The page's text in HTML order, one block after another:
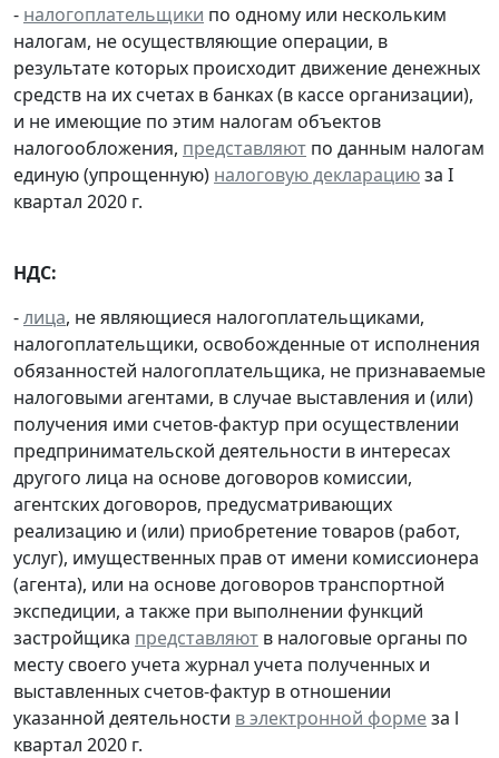
- налогоплательщики по одному или нескольким
налогам, не осуществляющие операции, в
результате которых происходит движение денежных
средств на их счетах в банках (в кассе организации),
и не имеющие по этим налогам объектов
налогообложения, представляют по данным налогам
единую (упрощенную) налоговую декларациюза I
квартал 2020 г.
НДС:
-лица, не являющиеся налогоплательщиками,
налогоплательщики, освобожденные от исполнения
обязанностей налогоплательщика, не признаваемые
налоговыми агентами, в случае выставления и (или)
получения ими счетов-фактур при осуществлении
предпринимательской деятельности в интересах
другого лица на основе договоров комиссии,
агентских договоров, предусматривающих
реализацию и (или) приобретение товаров (работ,
услуг), имущественных прав от имени комиссионера
(агента), или на основе договоров транспортной
экспедиции, а также при выполнении функций
застройщика представляют в налоговые органы по
месту своего учета журнал учета полученных и
выставленных счетов-фактур в отношении
указанной деятельности в электронной формеза l
квартал 2020 г.